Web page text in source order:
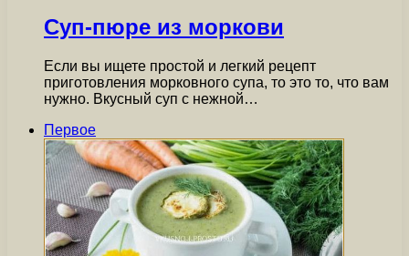
Суп-пюре из моркови
Если вы ищете простой и легкий рецепт
приготовления морковного супа, то это то, что вам
нужно. Вкусный суп с нежной…
Первое